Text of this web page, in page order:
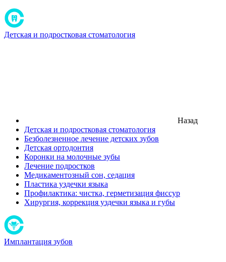
Детская и подростковая стоматология
Назад
Детская и подростковая стоматология
Безболезненное лечение детских зубов
Детская ортодонтия
Коронки на молочные зубы
Лечение подростков
Медикаментозный сон, седация
Пластика уздечки языка
Профилактика: чистка, герметизация фиссур
Хирургия, коррекция уздечки языка и губы
Имплантация зубов